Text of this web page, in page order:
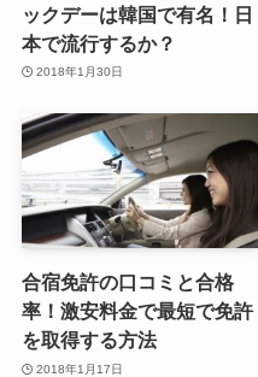
ックデーは韓国で有名！日
本で流行するか？
2018年1月30日
合宿免許の口コミと合格
率！激安料金で最短で免許
を取得する方法
2018年1月17日